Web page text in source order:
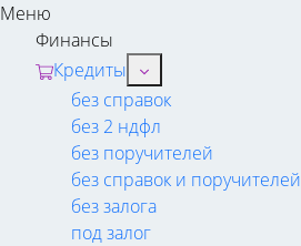
Меню
Финансы
Кредиты
без справок
без 2 ндфл
без поручителей
без справок и поручителей
без залога
под залог